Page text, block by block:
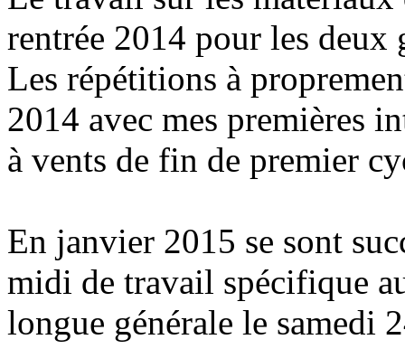
rentrée 2014 pour les deux
Les répétitions à
2014 avec mes premières
à vents de fin de premier
En janvier 2015 se sont
midi de travail spécifique
longue générale le samedi